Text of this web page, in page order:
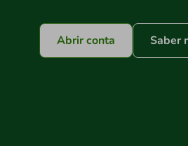
Abrir conta Saber